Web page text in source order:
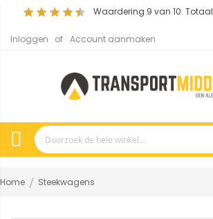
Waardering 9 van 10. Totaal
Inloggen Account aanmaken
Home Steekwagens